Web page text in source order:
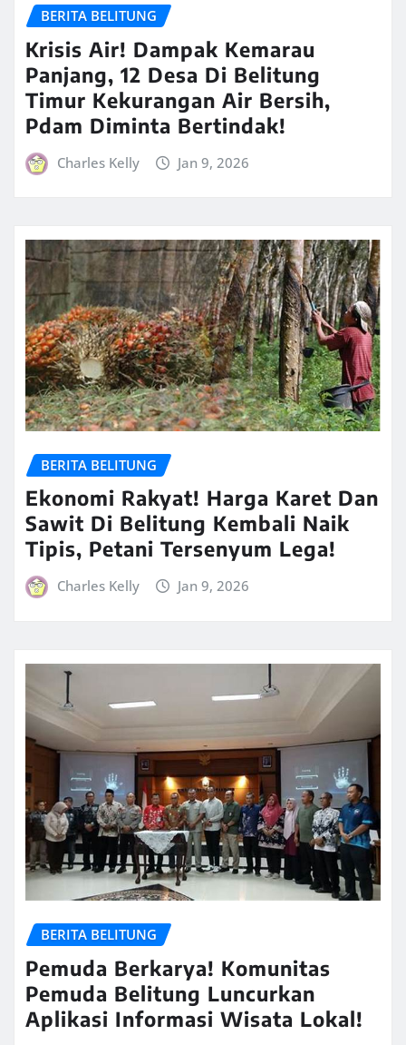
BERITA BELITUNG
Krisis Air! Dampak Kemarau
Panjang, 12 Desa Di Belitung
Timur Kekurangan Air Bersih,
Pdam Diminta Bertindak!
Charles Kelly Jan 9, 2026
BERITA BELITUNG
Ekonomi Rakyat! Harga Karet Dan
Sawit Di Belitung Kembali Naik
Tipis, Petani Tersenyum Lega!
Charles Kelly Jan 9, 2026
BERITA BELITUNG
Pemuda Berkarya! Komunitas
Pemuda Belitung Luncurkan
Aplikasi Informasi Wisata Lokal!